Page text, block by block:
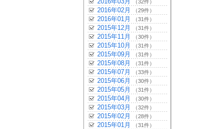
（32件）
2016年02月 （29件）
2016年01月 （31件）
2015年12月 （31件）
2015年11月 （30件）
2015年10月 （31件）
2015年09月 （31件）
2015年08月 （31件）
2015年07月 （33件）
2015年06月 （30件）
2015年05月 （31件）
2015年04月 （30件）
2015年03月 （32件）
2015年02月 （28件）
2015年01月 （31件）